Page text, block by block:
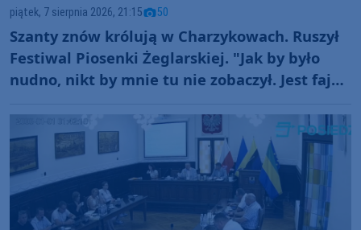
piątek, 7 sierpnia 2026, 21:15 50
Szanty znów królują w Charzykowach. Ruszył
Festiwal Piosenki Żeglarskiej. "Jak by było
nudno, nikt by mnie tu nie zobaczył. Jest fajna